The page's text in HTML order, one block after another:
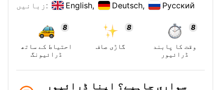
زبانیں:
English, Deutsch, Русский
8
احتیاط کے ساتھ
ڈرائیونگ
8
گاڑی صاف
8
وقت کا پابند
ڈرائیور
سواری چاہیے؟ اپنا ڈرائیور